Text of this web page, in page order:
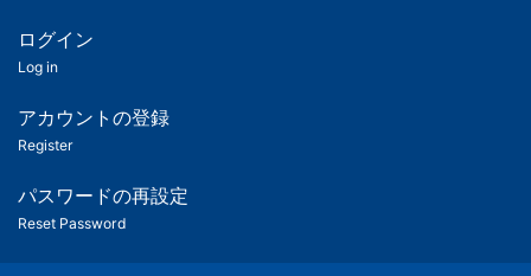
ツ
匿
名
ユ
ー
ログイン
Log in
アカウントの登録
Register
パスワードの再設定
Reset Password